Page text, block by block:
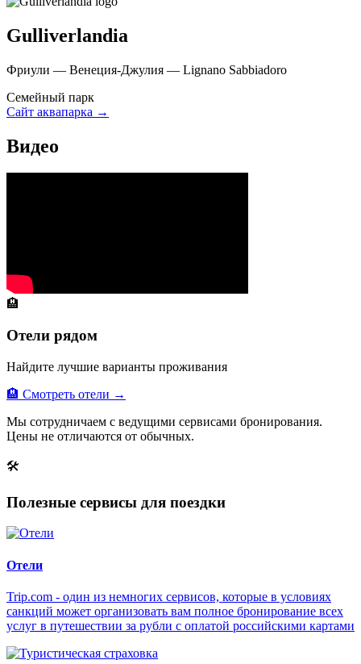
Gulliverlandia
Фриули — Венеция-Джулия — Lignano Sabbiadoro
Семейный парк
Сайт аквапарка →
Видео
🏨
Отели рядом
Найдите лучшие варианты проживания
🏨 Смотреть отели →
Мы сотрудничаем с ведущими сервисами бронирования.
Цены не отличаются от обычных.
🛠
Полезные сервисы для поездки
Отели
Trip.com - один из немногих сервисов, которые в условиях
санкций может организовать вам полное бронирование всех
услуг в путешествии за рубли с оплатой российскими картами